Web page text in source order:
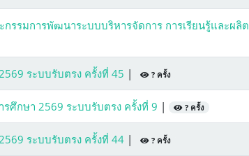
รมการพัฒนาระบบบริหารจัดการ การเรียนรู้และผลิต
ระบบรับตรง ครั้งที่ 45 | ? ครั้ง
ศึกษา 2569 ระบบรับตรง ครั้งที่ 9 | ? ครั้ง
ระบบรับตรง ครั้งที่ 44 | ? ครั้ง